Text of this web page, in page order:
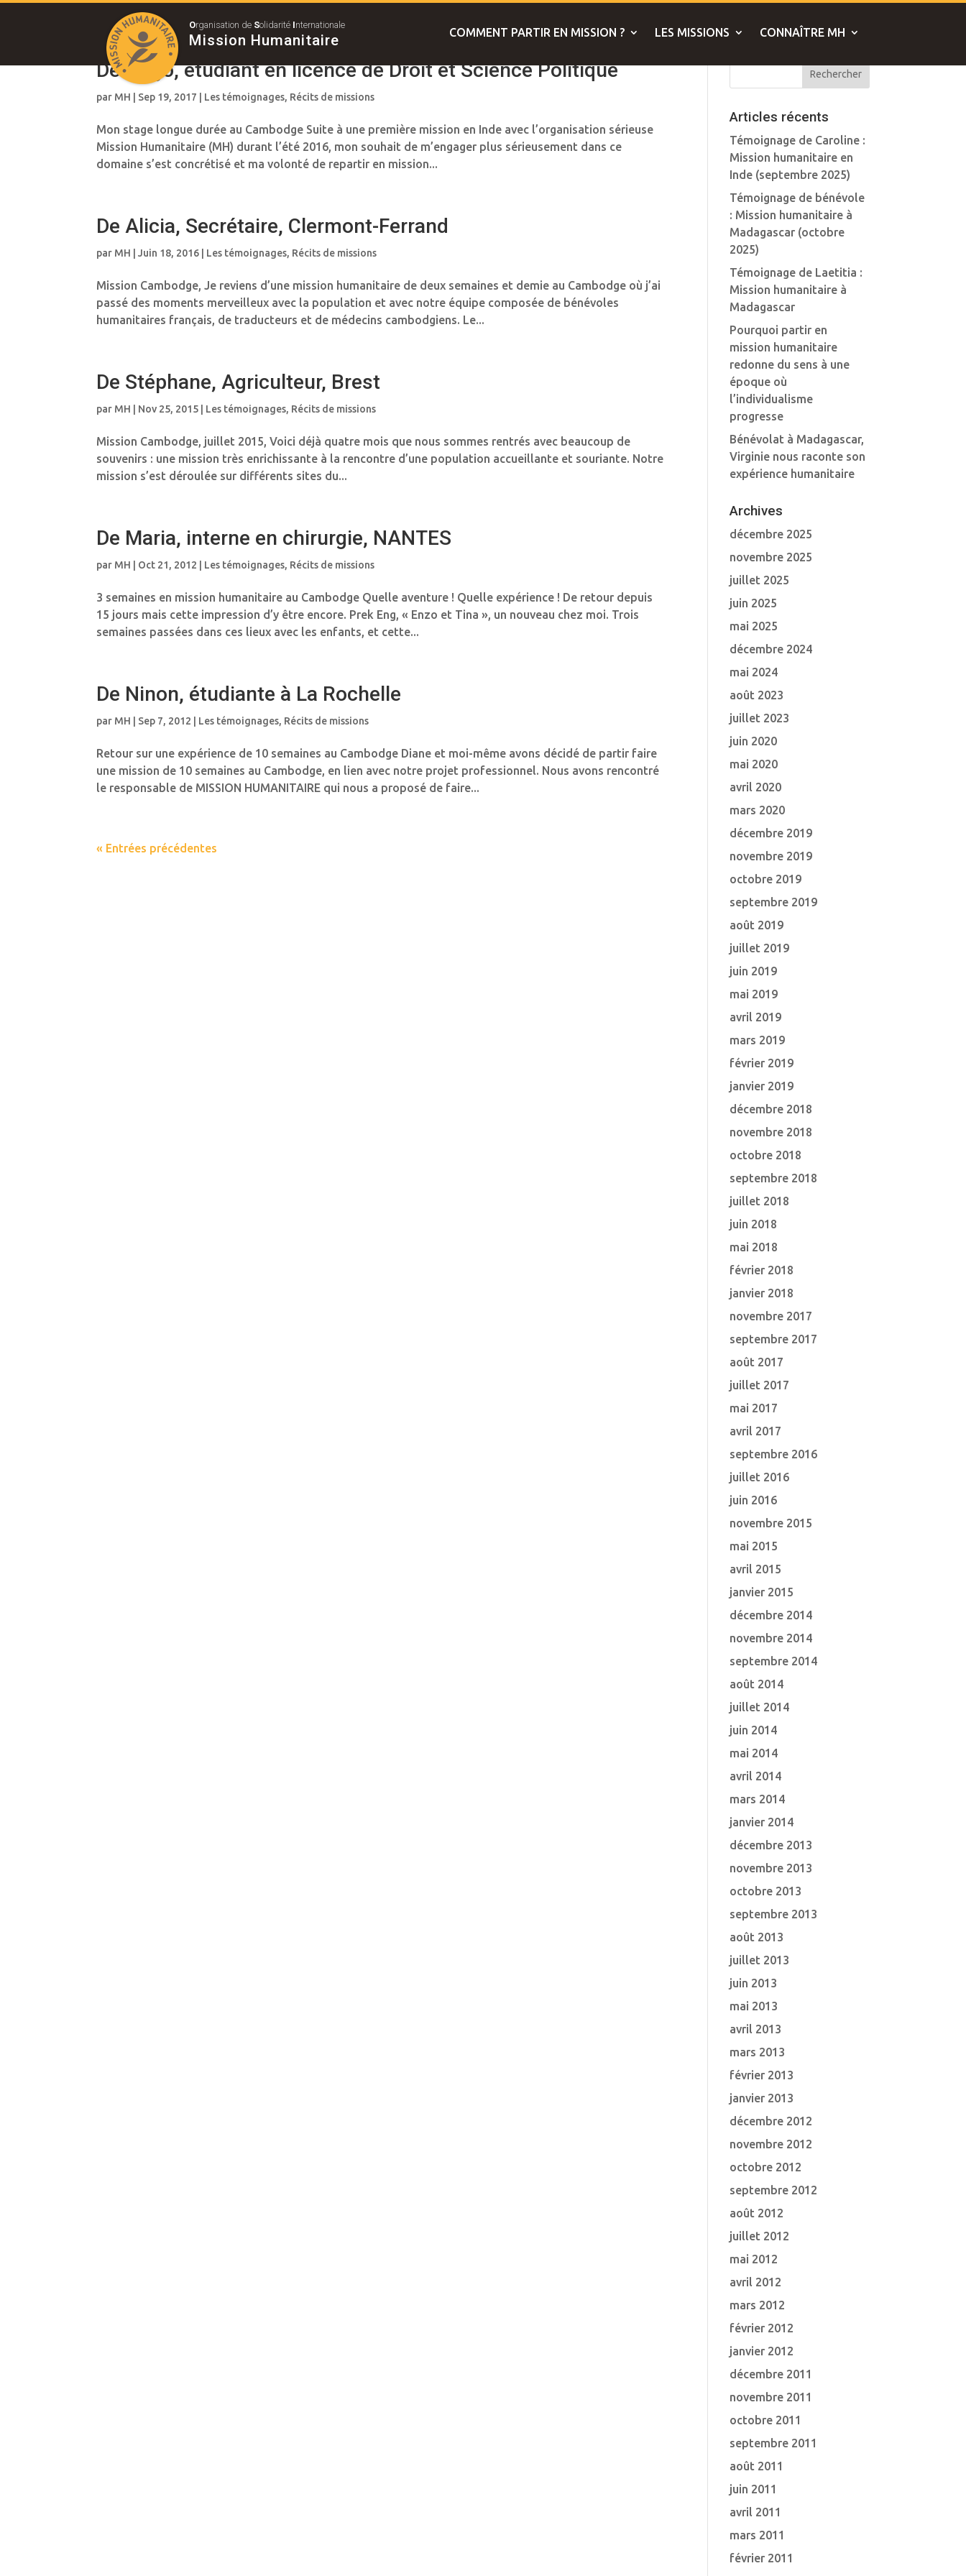
Organisation de Solidarité Internationale
Mission Humanitaire COMMENT PARTIR EN MISSION ? LES MISSIONS CONNAÎTRE MH
De Hugo, étudiant en licence de Droit et Science Politique
par MH Sep 19, 2017 Les témoignages, Récits de missions
Mon stage longue durée au Cambodge Suite à une première mission en Inde avec l’organisation sérieuse
Mission Humanitaire (MH) durant l’été 2016, mon souhait de m’engager plus sérieusement dans ce
domaine s’est concrétisé et ma volonté de repartir en mission...
De Alicia, Secrétaire, Clermont-Ferrand
par MH |Juin 18, 2016 Les témoignages, Récits de missions
Mission Cambodge, Je reviens d’une mission humanitaire de deux semaines et demie au Cambodge où j’ai
passé des moments merveilleux avec la population et avec notre équipe composée de bénévoles
humanitaires français, de traducteurs et de médecins cambodgiens. Le...
De Stéphane, Agriculteur, Brest
par MH Nov 25, 2015 Les témoignages, Récits de missions
Mission Cambodge, juillet 2015, Voici déjà quatre mois que nous sommes rentrés avec beaucoup de
souvenirs : une mission très enrichissante à la rencontre d’une population accueillante et souriante. Notre
mission s’est déroulée sur différents sites du...
De Maria, interne en chirurgie, NANTES
par MH Oct 21, 2012 Les témoignages, Récits de missions
3 semaines en mission humanitaire au Cambodge Quelle aventure ! Quelle expérience ! De retour depuis
15 jours mais cette impression d’y être encore. Prek Eng, « Enzo et Tina », un nouveau chez moi. Trois
semaines passées dans ces lieux avec les enfants, et cette...
De Ninon, étudiante à La Rochelle
par MH Sep 7, 2012 Les témoignages, Récits de missions
Retour sur une expérience de 10 semaines au Cambodge Diane et moi-même avons décidé de partir faire
une mission de 10 semaines au Cambodge, en lien avec notre projet professionnel. Nous avons rencontré
le responsable de MISSION HUMANITAIRE qui nous a proposé de faire...
« Entrées précédentes
Articles récents
Témoignage de Caroline :
Mission humanitaire en
Inde (septembre 2025)
Témoignage de bénévole
: Mission humanitaire à
Madagascar (octobre
2025)
Témoignage de Laetitia :
Mission humanitaire à
Madagascar
Pourquoi partir en
mission humanitaire
redonne du sens à une
époque où
l’individualisme
progresse
Bénévolat à Madagascar,
Virginie nous raconte son
expérience humanitaire
Archives
décembre 2025
novembre 2025
juillet 2025
juin 2025
mai 2025
décembre 2024
mai 2024
août 2023
juillet 2023
juin 2020
mai 2020
avril 2020
mars 2020
décembre 2019
novembre 2019
octobre 2019
septembre 2019
août 2019
juillet 2019
juin 2019
mai 2019
avril 2019
mars 2019
février 2019
janvier 2019
décembre 2018
novembre 2018
octobre 2018
septembre 2018
juillet 2018
juin 2018
mai 2018
février 2018
janvier 2018
novembre 2017
septembre 2017
août 2017
juillet 2017
mai 2017
avril 2017
septembre 2016
juillet 2016
juin 2016
novembre 2015
mai 2015
avril 2015
janvier 2015
décembre 2014
novembre 2014
septembre 2014
août 2014
juillet 2014
juin 2014
mai 2014
avril 2014
mars 2014
janvier 2014
décembre 2013
novembre 2013
octobre 2013
septembre 2013
août 2013
juillet 2013
juin 2013
mai 2013
avril 2013
mars 2013
février 2013
janvier 2013
décembre 2012
novembre 2012
octobre 2012
septembre 2012
août 2012
juillet 2012
mai 2012
avril 2012
mars 2012
février 2012
janvier 2012
décembre 2011
novembre 2011
octobre 2011
septembre 2011
août 2011
juin 2011
avril 2011
mars 2011
février 2011